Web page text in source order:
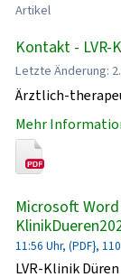
Artikel
Kontakt - LVR-
Letzte Änderung:
Ärztlich-
Mehr
Microsoft
11:56 Uhr, (PDF},
LVR-Klinik